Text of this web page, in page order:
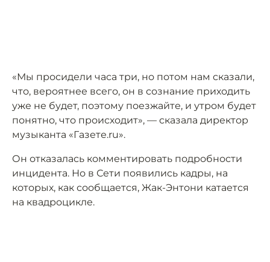
«Мы просидели часа три, но потом нам сказали,
что, вероятнее всего, он в сознание приходить
уже не будет, поэтому поезжайте, и утром будет
понятно, что происходит», — сказала директор
музыканта «Газете.ru».
Он отказалась комментировать подробности
инцидента. Но в Сети появились кадры, на
которых, как сообщается, Жак-Энтони катается
на квадроцикле.